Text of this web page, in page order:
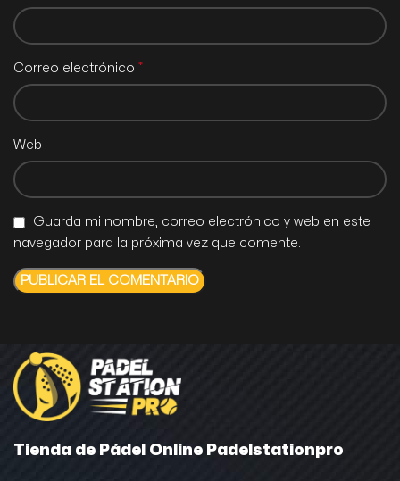
Correo electrónico *
Web
Guarda mi nombre, correo electrónico y web en este
navegador para la próxima vez que comente.
Tienda de Pádel Online Padelstationpro